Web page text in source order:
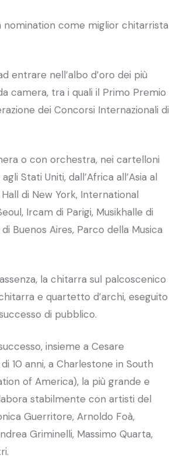
nomination come miglior chitarrista
entrare nell’albo d’oro dei più
camera, tra i quali il Primo Premio
dei Concorsi Internazionali di
o con orchestra, nei cartelloni
Stati Uniti, dall’Africa all’Asia al
di New York, International
Ircam di Parigi, Musikhalle di
Buenos Aires, Parco della Musica
la chitarra sul palcoscenico
e quartetto d’archi, eseguito
di pubblico.
insieme a Cesare
10 anni, a Charlestone in South
of America), la più grande e
stabilmente con artisti del
Guerritore, Arnoldo Foà,
Griminelli, Massimo Quarta,